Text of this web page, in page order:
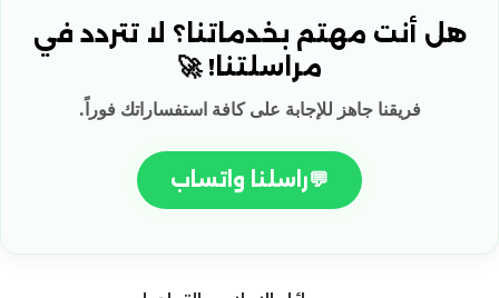
هل أنت مهتم بخدماتنا؟ لا تتردد في
مراسلتنا! 🚀
فريقنا جاهز للإجابة على كافة استفساراتك فوراً.
💬راسلنا واتساب